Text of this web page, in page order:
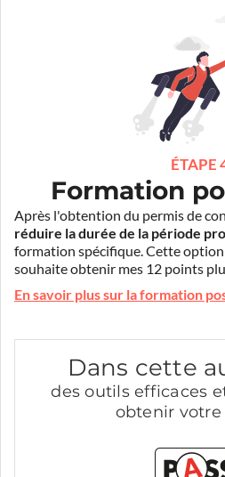
ÉTAPE
Formation
Après l'obtention du permis de
réduire la durée de la période
formation spécifique. Cette
souhaite obtenir mes 12 points
En savoir plus sur la formation
Dans cette
des outils efficaces
obtenir